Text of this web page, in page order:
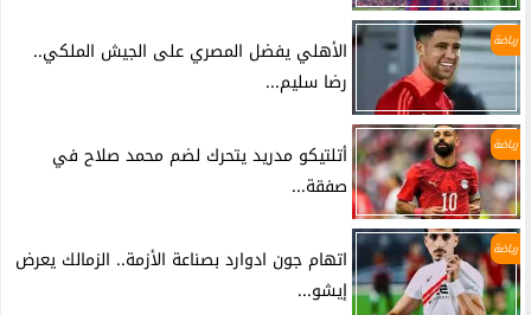
رياضة
الأهلي يفضل المصري على الجيش الملكي..
رضا سليم...
رياضة
أتلتيكو مدريد يتحرك لضم محمد صلاح في
صفقة...
رياضة
اتهام جون ادوارد بصناعة الأزمة.. الزمالك يعرض
إيشو...